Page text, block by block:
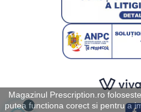
Magazinul Prescription.ro
putea functiona corect si pentru a